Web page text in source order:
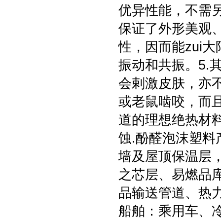
优异性能，不需
保证了外形美观
性，因而能zui大
振动和共振。5.
会剌激皮肤，亦
或老鼠啮咬，而
道的理想绝热材
蚀.酚醛泡沫塑料
墙及屋顶保温层
之芯层、易燃品
品输送管道、热
船舶：乘用车、